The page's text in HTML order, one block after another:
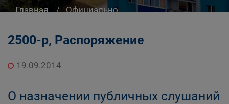
Главная
Официально
городского округа
2500-р, Распоряжение
19.09.2014
О назначении публичных слушаний